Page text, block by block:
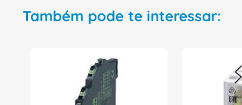
Também pode te interessar: